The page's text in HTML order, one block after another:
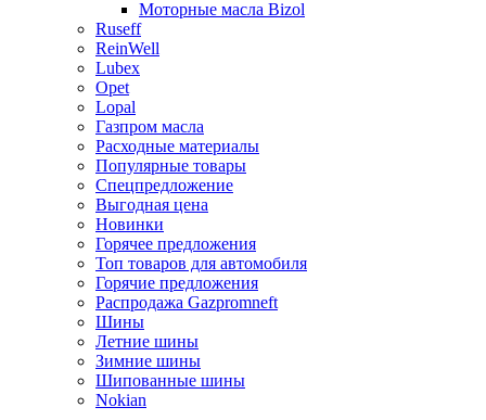
Моторные масла Bizol
Ruseff
ReinWell
Lubex
Opet
Lopal
Газпром масла
Расходные материалы
Популярные товары
Спецпредложение
Выгодная цена
Новинки
Горячее предложения
Топ товаров для автомобиля
Горячие предложения
Распродажа Gazpromneft
Шины
Летние шины
Зимние шины
Шипованные шины
Nokian